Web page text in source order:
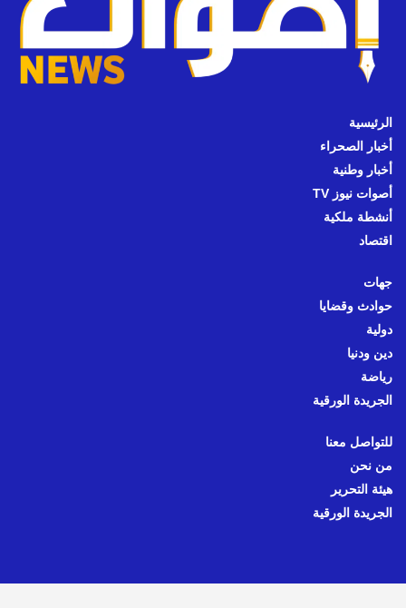
الرئيسية
أخبار الصحراء
أخبار وطنية
أصوات نيوز TV
أنشطة ملكية
اقتصاد
جهات
حوادث وقضايا
دولية
دين ودنيا
رياضة
الجريدة الورقية
للتواصل معنا
من نحن
هيئة التحرير
الجريدة الورقية